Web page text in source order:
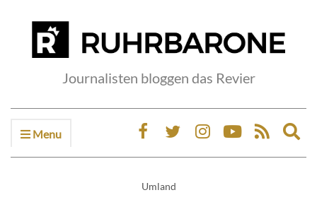
Journalisten bloggen das Revier
Menu
Umland